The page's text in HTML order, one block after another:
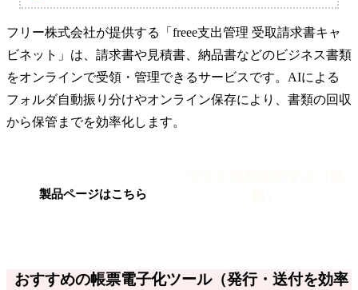
フリー株式会社が提供する「freee支出管理 受取請求書キャ
ビネット」は、請求書や見積書、納品書などのビジネス書類
をオンラインで受領・管理できるサービスです。AIによる
フォルダ自動振り分けやオンライン保存により、書類の回収
から保管までを効率化します。
製品ページはこちら
おすすめの帳票電子化ツール（発行・送付を効率